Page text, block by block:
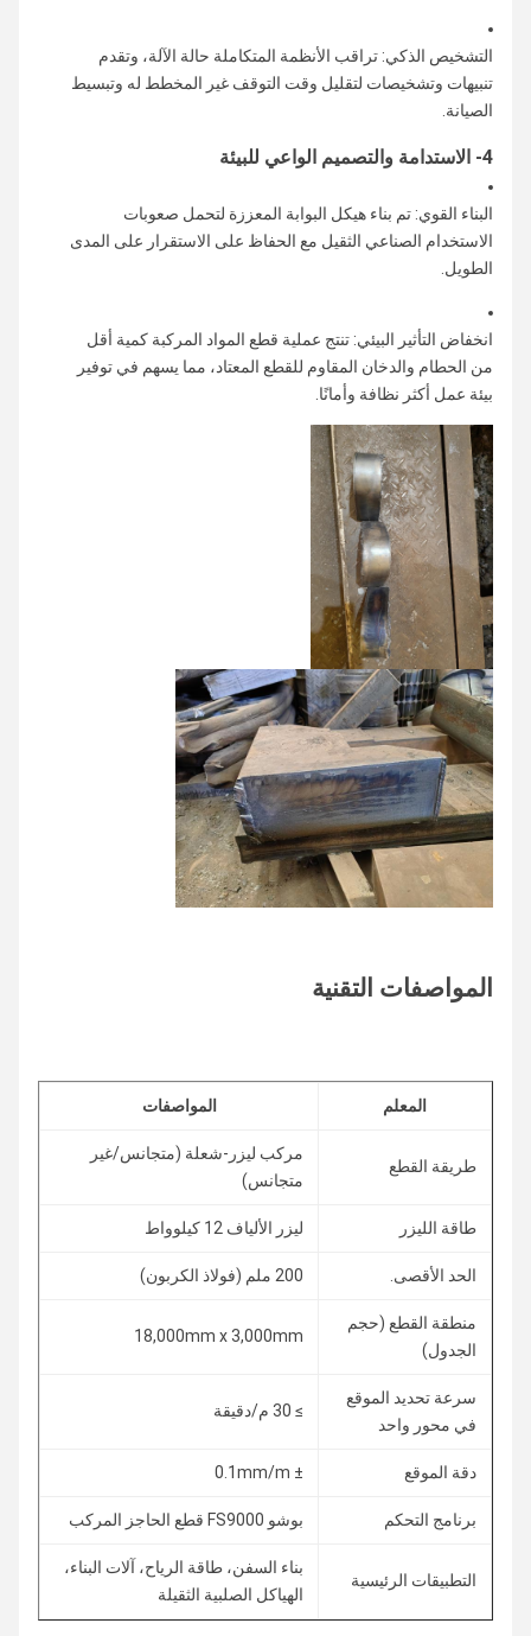
التشخيص الذكي: تراقب الأنظمة المتكاملة حالة الآلة، وتقدم
تنبيهات وتشخيصات لتقليل وقت التوقف غير المخطط له وتبسيط
الصيانة.
4- الاستدامة والتصميم الواعي للبيئة
البناء القوي: تم بناء هيكل البوابة المعززة لتحمل صعوبات
الاستخدام الصناعي الثقيل مع الحفاظ على الاستقرار على المدى
الطويل.
انخفاض التأثير البيئي: تنتج عملية قطع المواد المركبة كمية أقل
من الحطام والدخان المقاوم للقطع المعتاد، مما يسهم في توفير
بيئة عمل أكثر نظافة وأمانًا.
المواصفات التقنية
المعلم المواصفات
طريقة القطع
مركب ليزر-شعلة (متجانس/غير
متجانس)
طاقة الليزر ليزر الألياف 12 كيلوواط
الحد الأقصى. 200 ملم (فولاذ الكربون)
منطقة القطع (حجم
الجدول)
18,000mm x 3,000mm
سرعة تحديد الموقع
في محور واحد
≥ 30 م/دقيقة
دقة الموقع ± 0.1mm/m
برنامج التحكم بوشو FS9000 قطع الحاجز المركب
التطبيقات الرئيسية
بناء السفن، طاقة الرياح، آلات البناء،
الهياكل الصلبية الثقيلة